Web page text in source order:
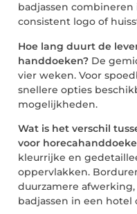
badjassen
consistent logo of
Hoe lang duurt de
handdoeken? De
vier weken. Voor
snellere opties
mogelijkheden.
Wat is het verschil
voor
kleurrijke en
oppervlakken.
duurzamere
badjassen in een hotel